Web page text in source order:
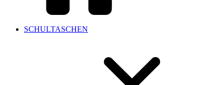
SCHULTASCHEN